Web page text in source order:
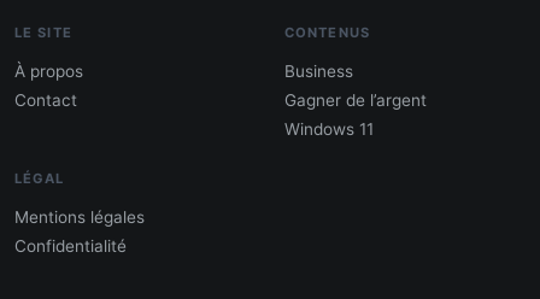
LE SITE
À propos
Contact
CONTENUS
Business
Gagner de l’argent
Windows 11
LÉGAL
Mentions légales
Confidentialité